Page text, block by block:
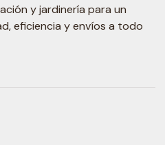
y jardinería para un
eficiencia y envíos a todo